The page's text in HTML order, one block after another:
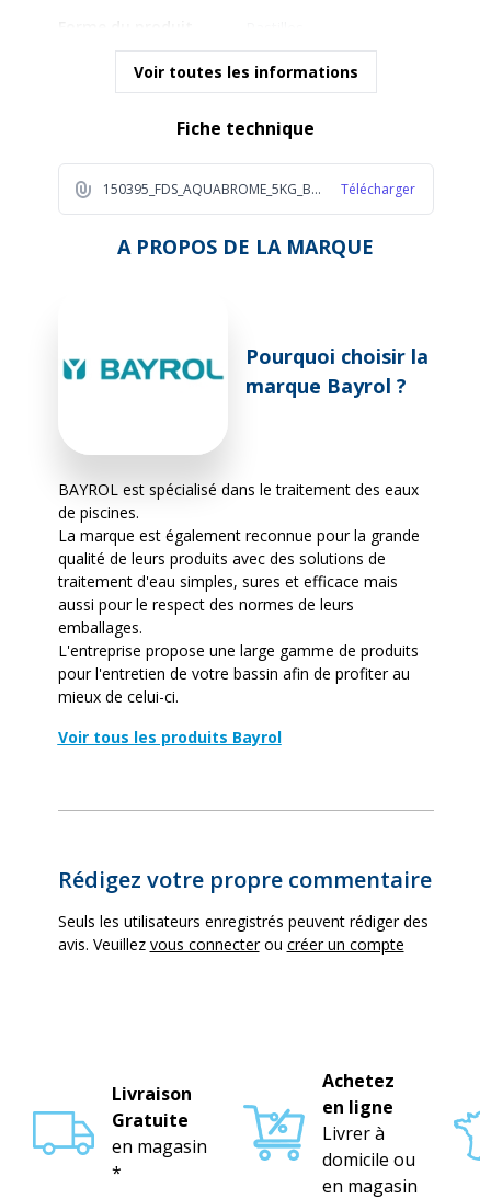
Voir toutes les informations
Fiche technique
150395_FDS_AQUABROME_5KG_BAYROL_2023_FR_1_b19b Télécharger
A PROPOS DE LA MARQUE
Pourquoi choisir la
marque Bayrol ?
BAYROL est spécialisé dans le traitement des eaux
de piscines.
La marque est également reconnue pour la grande
qualité de leurs produits avec des solutions de
traitement d'eau simples, sures et efficace mais
aussi pour le respect des normes de leurs
emballages.
L'entreprise propose une large gamme de produits
pour l'entretien de votre bassin afin de profiter au
mieux de celui-ci.
Voir tous les produits Bayrol
Rédigez votre propre commentaire
Seuls les utilisateurs enregistrés peuvent rédiger des
avis. Veuillez vous connecterou créer un compte
Livraison
Gratuite
en magasin
*
Achetez
en ligne
Livrer à
domicile ou
en magasin